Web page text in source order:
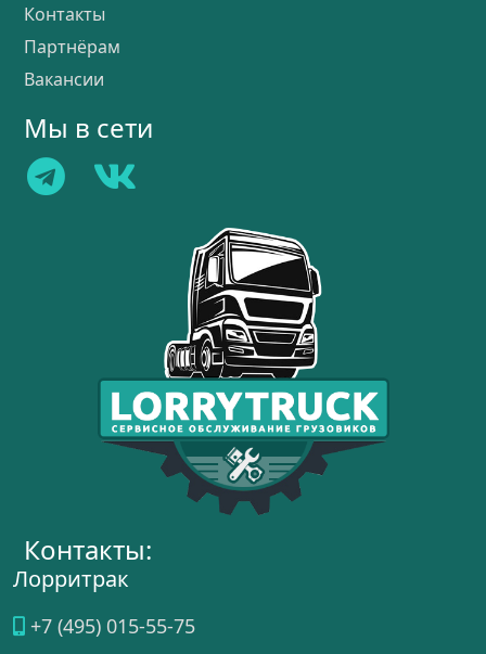
Контакты
Партнёрам
Вакансии
Мы в сети
Контакты:
Лорритрак
+7 (495) 015-55-75